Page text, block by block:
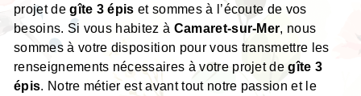
projet degîte 3 épis et sommes à l’écoute de vos
besoins. Si vous habitez à Camaret-sur-Mer, nous
sommes à votre disposition pour vous transmettre les
renseignements nécessaires à votre projet degîte 3
épis. Notre métier est avant tout notre passion et le